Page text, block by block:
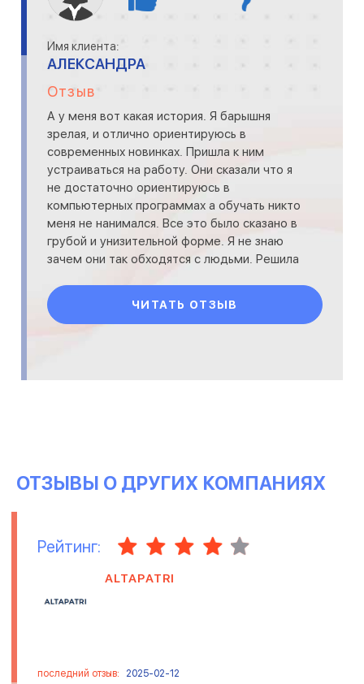
Имя клиента:
АЛЕКСАНДРА
Отзыв
А у меня вот какая история. Я барышня
зрелая, и отлично ориентируюсь в
современных новинках. Пришла к ним
устраиваться на работу. Они сказали что я
не достаточно ориентируюсь в
компьютерных программах а обучать никто
меня не нанимался. Все это было сказано в
грубой и унизительной форме. Я не знаю
зачем они так обходятся с людьми. Решила
ЧИТАТЬ ОТЗЫВ
ОТЗЫВЫ О ДРУГИХ КОМПАНИЯХ
Рейтинг:
ALTAPATRI
последний отзыв: 2025-02-12